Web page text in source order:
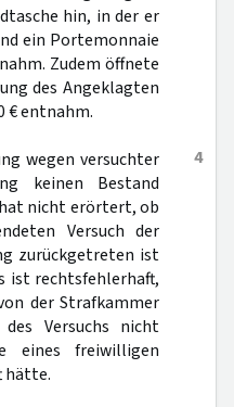
hin, in der er
ein Portemonnaie
Zudem öffnete
des Angeklagten
€ entnahm.
4
wegen versuchter
keinen Bestand
nicht erörtert, ob
Versuch der
zurückgetreten ist
ist rechtsfehlerhaft,
der Strafkammer
Versuchs nicht
eines freiwilligen
hätte.